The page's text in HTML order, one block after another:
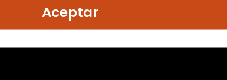
Aceptar